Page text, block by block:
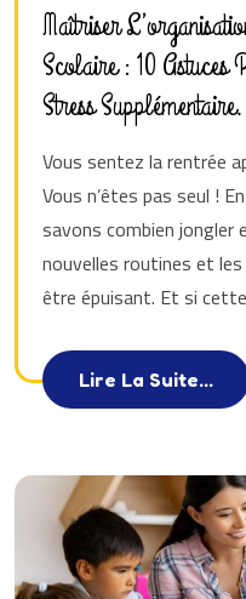
Maîtriser
Scolaire : 10 Astuces
Stress Supplémentaire.
Vous sentez la rentrée
Vous n’êtes pas seul !
savons combien jongler
nouvelles routines et
être épuisant. Et si
Lire La Suite...